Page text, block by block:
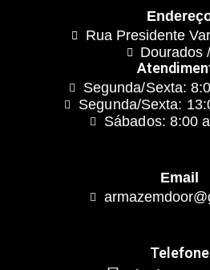
Rua Presidente
Dourados
Segunda/Sexta:
Segunda/Sexta:
Sábados: 8:00
Email
Telefone